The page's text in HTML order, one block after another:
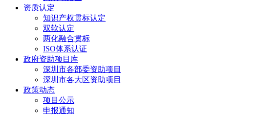
资质认定
知识产权贯标认定
双软认定
两化融合贯标
ISO体系认证
政府资助项目库
深圳市各部委资助项目
深圳市各大区资助项目
政策动态
项目公示
申报通知